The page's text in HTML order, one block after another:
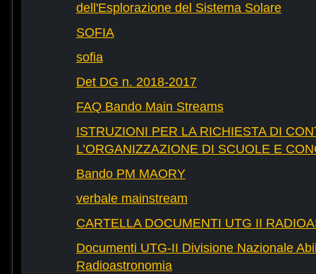
dell'Esplorazione del Sistema Solare
SOFIA
sofia
Det DG n. 2018-2017
FAQ Bando Main Streams
ISTRUZIONI PER LA RICHIESTA DI
L’ORGANIZZAZIONE DI SCUOLE E
Bando PM MAORY
verbale mainstream
CARTELLA DOCUMENTI UTG II
Documenti UTG-II Divisione Nazionale
Radioastronomia